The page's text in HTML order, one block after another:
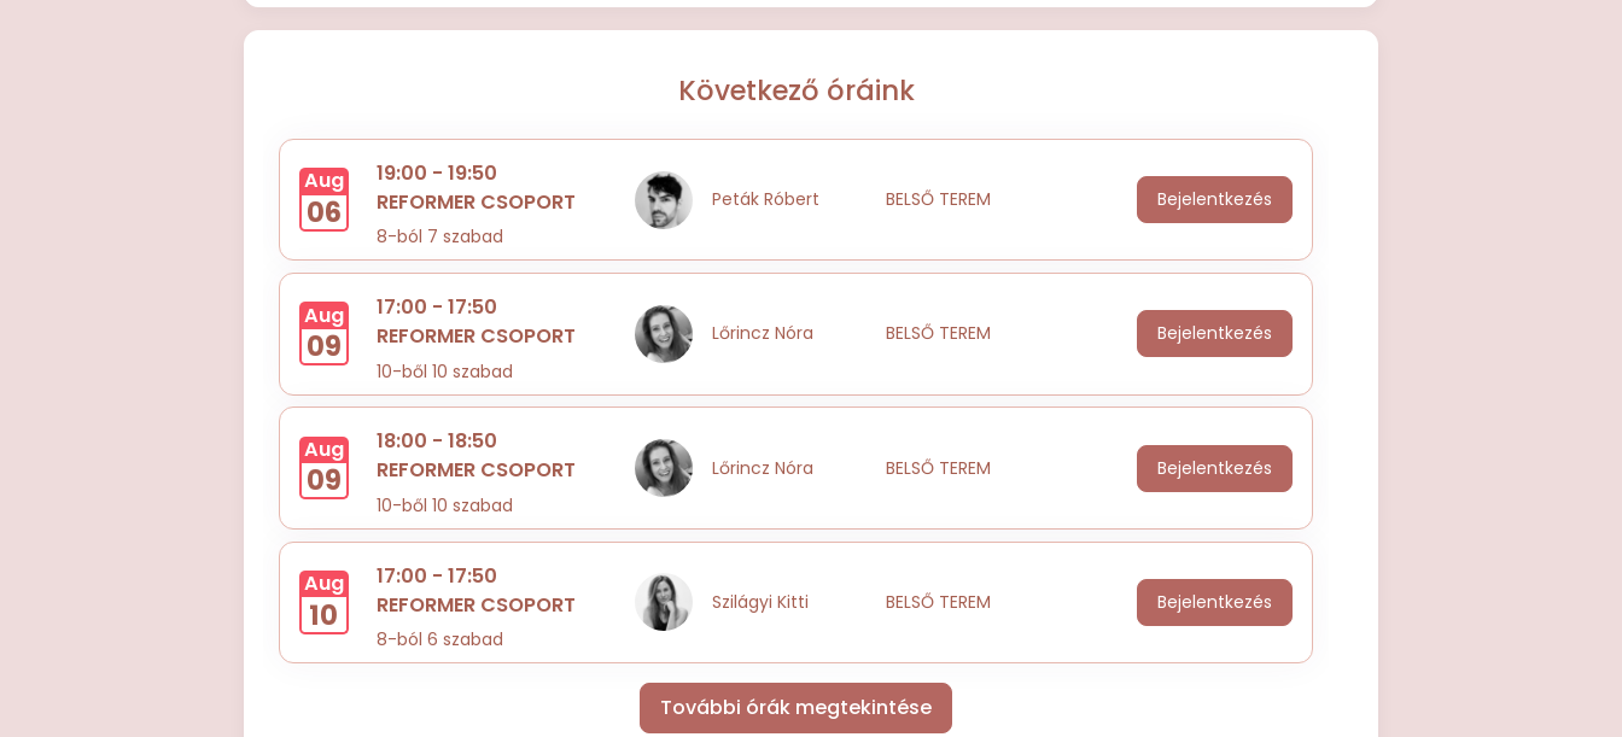
Következő óráink
Aug
06
19:00 - 19:50
REFORMER CSOPORT
8-ból 7 szabad
Peták Róbert BELSŐ TEREM Bejelentkezés
Aug
09
17:00 - 17:50
REFORMER CSOPORT
10-ből 10 szabad
Lőrincz Nóra BELSŐ TEREM Bejelentkezés
Aug
09
18:00 - 18:50
REFORMER CSOPORT
10-ből 10 szabad
Lőrincz Nóra BELSŐ TEREM Bejelentkezés
Aug
10
17:00 - 17:50
REFORMER CSOPORT
8-ból 6 szabad
Szilágyi Kitti BELSŐ TEREM Bejelentkezés
További órák megtekintése